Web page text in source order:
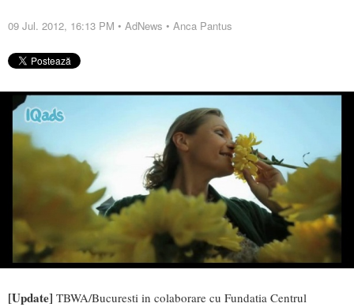
09 Jul. 2012, 16:13 PM • AdNews • Anca Pantus
[Update] TBWA/Bucuresti in colaborare cu Fundatia Centrul